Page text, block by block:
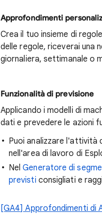
Approfondimenti
Crea il tuo insieme di
delle regole, riceverai una
giornaliera, settimanale o
Funzionalità di previsione
Applicando i modelli di
dati e prevedere le azioni
Puoi analizzare l'attività
nell'area di lavoro di
NelGeneratore di
previsti consigliati e
[GA4] Approfondimenti di